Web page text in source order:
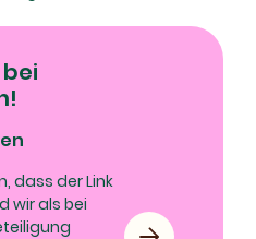
dass der Link
wir als bei